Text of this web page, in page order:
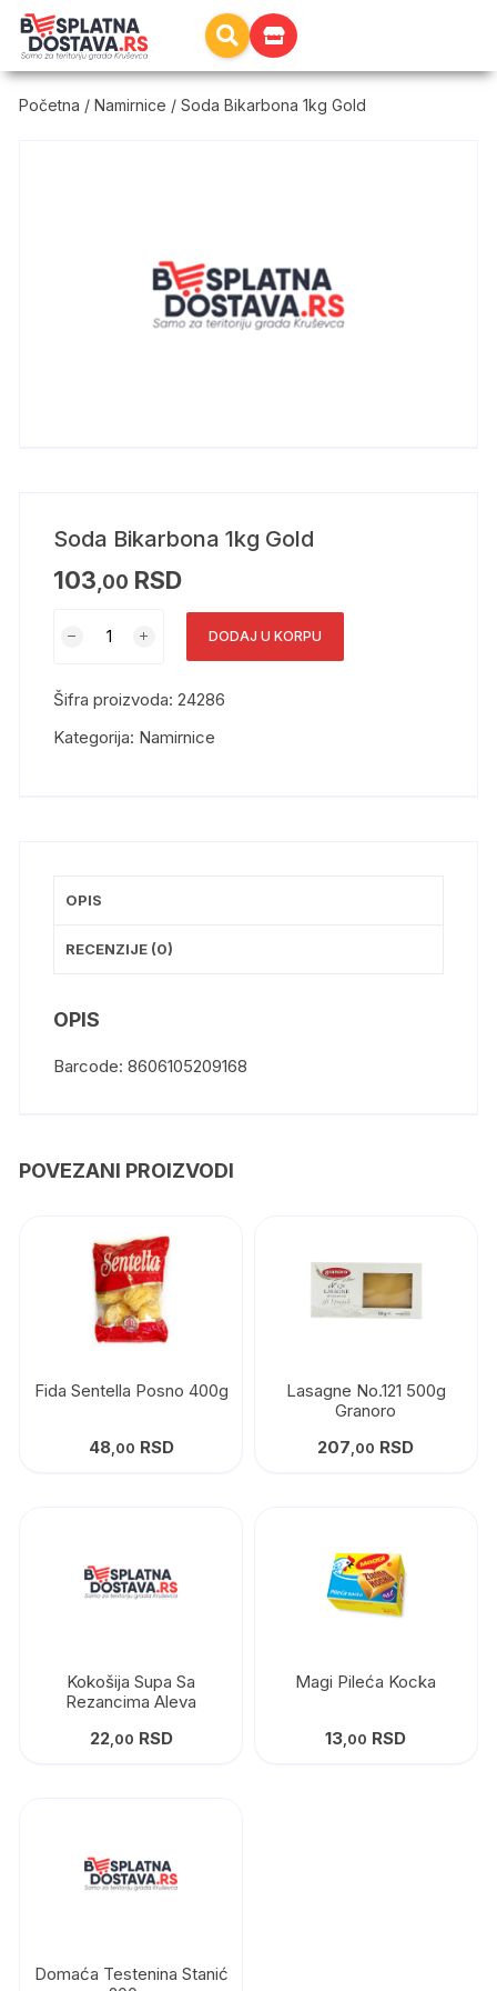
Početna /Namirnice / Soda Bikarbona 1kg Gold
Soda Bikarbona 1kg Gold
103 ,00 RSD
DODAJ U KORPU
Šifra proizvoda:24286
Kategorija: Namirnice
OPIS
RECENZIJE (0)
OPIS
Barcode: 8606105209168
POVEZANI PROIZVODI
Fida Sentella Posno 400g
48,00 RSD
Lasagne No.121 500g
Granoro
207 ,00 RSD
Kokošija Supa Sa
Rezancima Aleva
22,00 RSD
Magi Pileća Kocka
13,00 RSD
Domaća Testenina Stanić